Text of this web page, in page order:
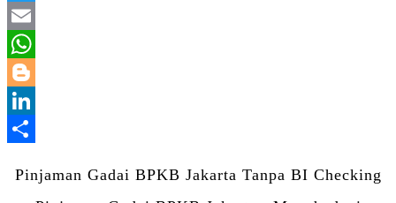
Pinjaman Gadai BPKB Jakarta Tanpa BI Checking